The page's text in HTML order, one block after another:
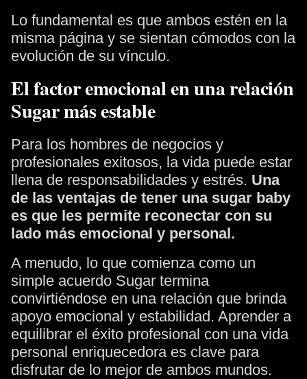
Lo fundamental es que ambos estén en la
misma página y se sientan cómodos con la
evolución de su vínculo.
El factor emocional en una relación
Sugar más estable
Para los hombres de negocios y
profesionales exitosos, la vida puede estar
llena de responsabilidades y estrés. Una
de las ventajas de tener una sugar baby
es que les permite reconectar con su
lado más emocional y personal.
A menudo, lo que comienza como un
simple acuerdo Sugar termina
convirtiéndose en una relación que brinda
apoyo emocional y estabilidad. Aprender a
equilibrar el éxito profesional con una vida
personal enriquecedora es clave para
disfrutar de lo mejor de ambos mundos.